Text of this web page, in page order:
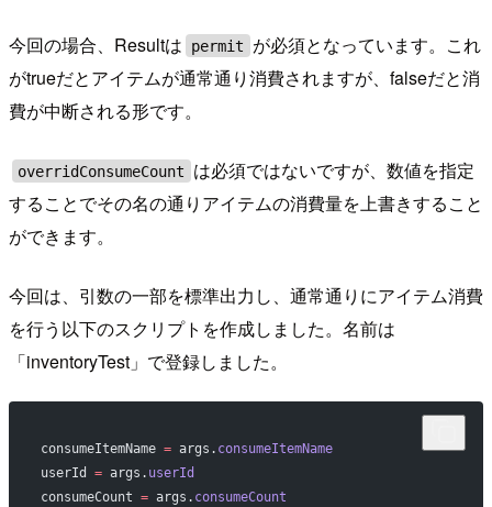
今回の場合、Resultは permit
が必須となっています。これ
がtrueだとアイテムが通常通り消費されますが、falseだと消
費が中断される形です。
overridConsumeCount
は必須ではないですが、数値を指定
することでその名の通りアイテムの消費量を上書きすること
ができます。
今回は、引数の一部を標準出力し、通常通りにアイテム消費
を行う以下のスクリプトを作成しました。名前は
「inventoryTest」で登録しました。
consumeItemName = args. consumeItemName
userId = args. userId
consumeCount = args. consumeCount